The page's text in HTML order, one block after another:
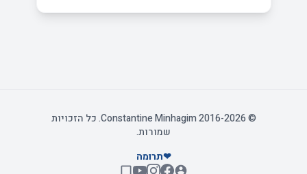
© 2016-2026 Constantine Minhagim. כל הזכויות
שמורות.
❤תרומה